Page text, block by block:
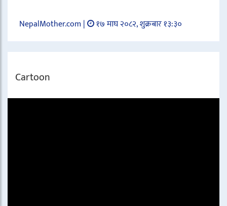
NepalMother.com | १७ माघ २०८२, शुक्रबार १३:३०
Cartoon